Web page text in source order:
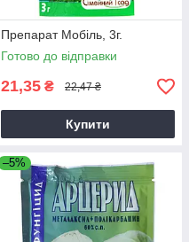
Препарат Мобіль, 3г.
Готово до відправки
21,35 ₴ 22,47 ₴
Купити
–5%